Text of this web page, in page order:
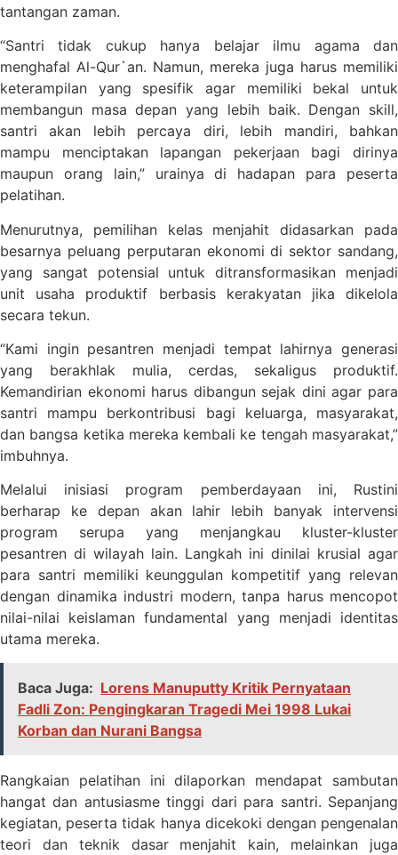
tantangan zaman.
“Santri tidak cukup hanya belajar ilmu agama dan
menghafal Al-Qur`an. Namun, mereka juga harus memiliki
keterampilan yang spesifik agar memiliki bekal untuk
membangun masa depan yang lebih baik. Dengan skill,
santri akan lebih percaya diri, lebih mandiri, bahkan
mampu menciptakan lapangan pekerjaan bagi dirinya
maupun orang lain,” urainya di hadapan para peserta
pelatihan.
Menurutnya, pemilihan kelas menjahit didasarkan pada
besarnya peluang perputaran ekonomi di sektor sandang,
yang sangat potensial untuk ditransformasikan menjadi
unit usaha produktif berbasis kerakyatan jika dikelola
secara tekun.
“Kami ingin pesantren menjadi tempat lahirnya generasi
yang berakhlak mulia, cerdas, sekaligus produktif.
Kemandirian ekonomi harus dibangun sejak dini agar para
santri mampu berkontribusi bagi keluarga, masyarakat,
dan bangsa ketika mereka kembali ke tengah masyarakat,”
imbuhnya.
Melalui inisiasi program pemberdayaan ini, Rustini
berharap ke depan akan lahir lebih banyak intervensi
program serupa yang menjangkau kluster-kluster
pesantren di wilayah lain. Langkah ini dinilai krusial agar
para santri memiliki keunggulan kompetitif yang relevan
dengan dinamika industri modern, tanpa harus mencopot
nilai-nilai keislaman fundamental yang menjadi identitas
utama mereka.
Baca Juga: Lorens Manuputty Kritik Pernyataan
Fadli Zon: Pengingkaran Tragedi Mei 1998 Lukai
Korban dan Nurani Bangsa
Rangkaian pelatihan ini dilaporkan mendapat sambutan
hangat dan antusiasme tinggi dari para santri. Sepanjang
kegiatan, peserta tidak hanya dicekoki dengan pengenalan
teori dan teknik dasar menjahit kain, melainkan juga